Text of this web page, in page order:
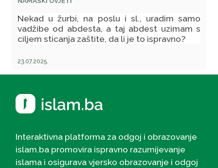
Nekad u žurbi, na poslu i sl., uradim samo
vadžibe od abdesta, a taj abdest uzimam s
ciljem sticanja zaštite, da li je to ispravno?
23.07.2025.
Interaktivna platforma za odgoj i obrazovanje
islam.ba promovira ispravno razumijevanje
islama i osigurava vjersko obrazovanje i odgoj